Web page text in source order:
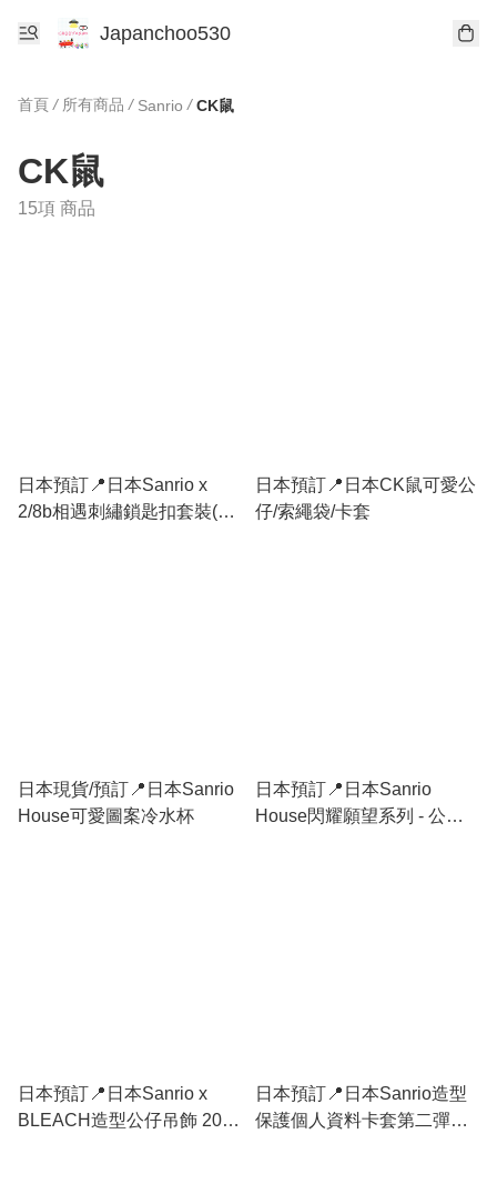
Japanchoo530
首頁 / 所有商品 / Sanrio / CK鼠
CK鼠
15項 商品
日本預訂📍日本Sanrio x
2/8b相遇刺繡鎖匙扣套裝(加
日本預訂📍日本CK鼠可愛公
仔/索繩袋/卡套
日本現貨/預訂📍日本Sanrio
House可愛圖案冷水杯
日本預訂📍日本Sanrio
House閃耀願望系列 - 公仔/
日本預訂📍日本Sanrio x
BLEACH造型公仔吊飾 2026
日本預訂📍日本Sanrio造型
保護個人資料卡套第二彈